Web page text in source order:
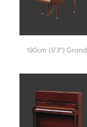
190cm (6'3") Grand